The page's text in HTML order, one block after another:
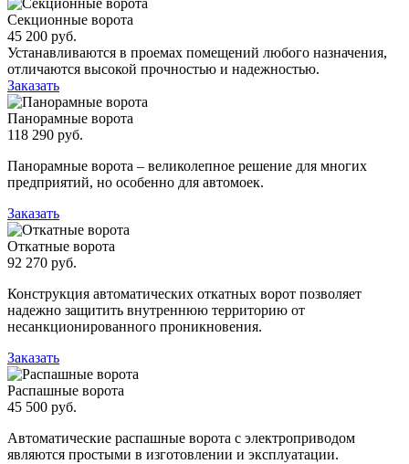
Секционные ворота
45 200 руб.
Устанавливаются в проемах помещений любого назначения,
отличаются высокой прочностью и надежностью.
Заказать
Панорамные ворота
118 290 руб.
Панорамные ворота – великолепное решение для многих
предприятий, но особенно для автомоек.
Заказать
Откатные ворота
92 270 руб.
Конструкция автоматических откатных ворот позволяет
надежно защитить внутреннюю территорию от
несанкционированного проникновения.
Заказать
Распашные ворота
45 500 руб.
Автоматические распашные ворота с электроприводом
являются простыми в изготовлении и эксплуатации.